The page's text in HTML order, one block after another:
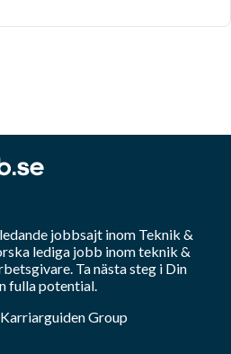
jobbsajt inom Teknik &
lediga jobb inomteknik &
Ta nästa steg i Din
fulla potential.
Karriarguiden Group